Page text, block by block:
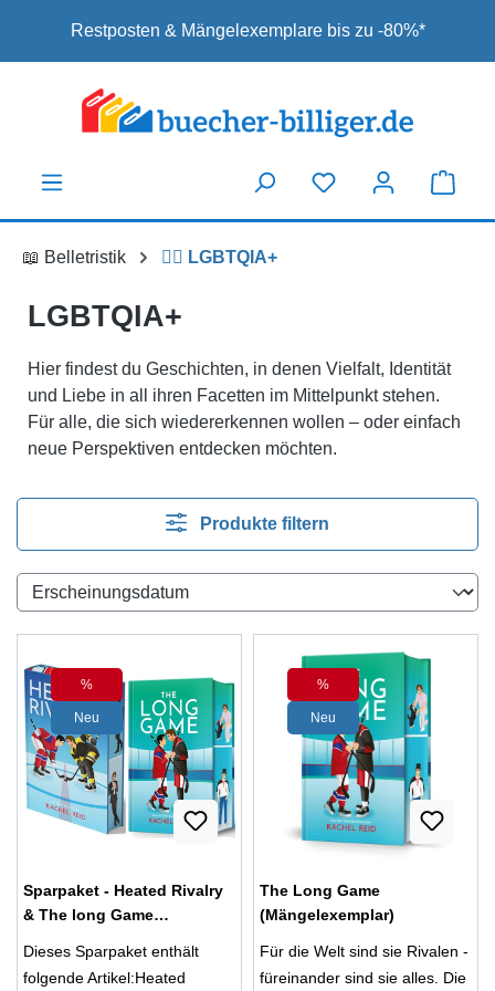
Zum Hauptinhalt springen
Restposten & Mängelexemplare bis zu -80%*
📖 Belletristik 🏳️‍🌈 LGBTQIA+
LGBTQIA+
Hier findest du Geschichten, in denen Vielfalt, Identität
und Liebe in all ihren Facetten im Mittelpunkt stehen.
Für alle, die sich wiedererkennen wollen – oder einfach
neue Perspektiven entdecken möchten.
Produkte filtern
Rabatt
%
Neu
Sparpaket - Heated Rivalry
& The long Game
Dieses Sparpaket enthält
folgende Artikel:Heated
Rabatt
%
Neu
The Long Game
(Mängelexemplar)
Für die Welt sind sie Rivalen -
füreinander sind sie alles. Die